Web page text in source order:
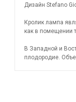
Дизайн Stefano
Кролик лампа
как в помещении
В Западной и
плодородие.